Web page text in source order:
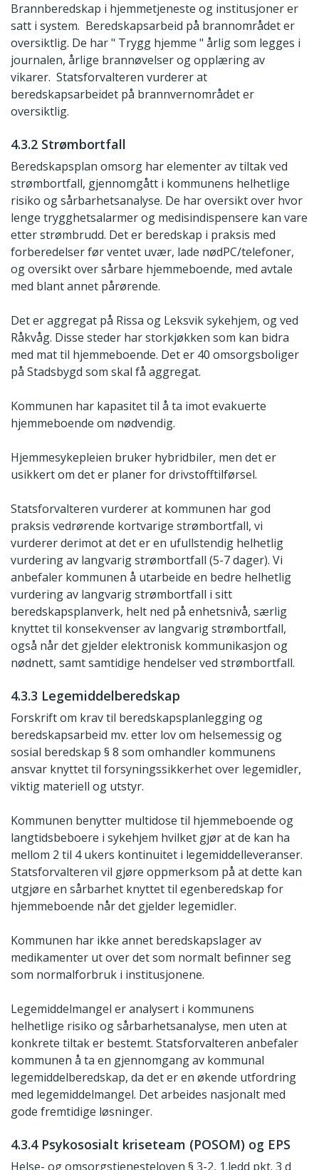
Brannberedskap i hjemmetjeneste og institusjoner er
satt i system. Beredskapsarbeid på brannområdet er
oversiktlig. De har " Trygg hjemme " årlig som legges i
journalen, årlige brannøvelser og opplæring av
vikarer. Statsforvalteren vurderer at
beredskapsarbeidet på brannvernområdet er
oversiktlig.
4.3.2 Strømbortfall
Beredskapsplan omsorg har elementer av tiltak ved
strømbortfall, gjennomgått i kommunens helhetlige
risiko og sårbarhetsanalyse. De har oversikt over hvor
lenge trygghetsalarmer og medisindispensere kan vare
etter strømbrudd. Det er beredskap i praksis med
forberedelser før ventet uvær, lade nødPC/telefoner,
og oversikt over sårbare hjemmeboende, med avtale
med blant annet pårørende.
Det er aggregat på Rissa og Leksvik sykehjem, og ved
Råkvåg. Disse steder har storkjøkken som kan bidra
med mat til hjemmeboende. Det er 40 omsorgsboliger
på Stadsbygd som skal få aggregat.
Kommunen har kapasitet til å ta imot evakuerte
hjemmeboende om nødvendig.
Hjemmesykepleien bruker hybridbiler, men det er
usikkert om det er planer for drivstofftilførsel.
Statsforvalteren vurderer at kommunen har god
praksis vedrørende kortvarige strømbortfall, vi
vurderer derimot at det er en ufullstendig helhetlig
vurdering av langvarig strømbortfall (5-7 dager). Vi
anbefaler kommunen å utarbeide en bedre helhetlig
vurdering av langvarig strømbortfall i sitt
beredskapsplanverk, helt ned på enhetsnivå, særlig
knyttet til konsekvenser av langvarig strømbortfall,
også når det gjelder elektronisk kommunikasjon og
nødnett, samt samtidige hendelser ved strømbortfall.
4.3.3 Legemiddelberedskap
Forskrift om krav til beredskapsplanlegging og
beredskapsarbeid mv. etter lov om helsemessig og
sosial beredskap § 8 som omhandler kommunens
ansvar knyttet til forsyningssikkerhet over legemidler,
viktig materiell og utstyr.
Kommunen benytter multidose til hjemmeboende og
langtidsbeboere i sykehjem hvilket gjør at de kan ha
mellom 2 til 4 ukers kontinuitet i legemiddelleveranser.
Statsforvalteren vil gjøre oppmerksom på at dette kan
utgjøre en sårbarhet knyttet til egenberedskap for
hjemmeboende når det gjelder legemidler.
Kommunen har ikke annet beredskapslager av
medikamenter ut over det som normalt befinner seg
som normalforbruk i institusjonene.
Legemiddelmangel er analysert i kommunens
helhetlige risiko og sårbarhetsanalyse, men uten at
konkrete tiltak er bestemt. Statsforvalteren anbefaler
kommunen å ta en gjennomgang av kommunal
legemiddelberedskap, da det er en økende utfordring
med legemiddelmangel. Det arbeides nasjonalt med
gode fremtidige løsninger.
4.3.4 Psykososialt kriseteam (POSOM) og EPS
Helse- og omsorgstjenesteloven § 3-2, 1.ledd pkt. 3 d